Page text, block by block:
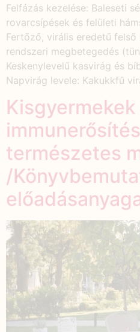
Felfázás kezelése: Baleseti
rovarcsípések és felületi
Fertőző, virális eredetű felső
rendszeri megbetegedés
Keskenylevelű kasvirág és
Napvirág levele: Kakukkfű
természetes
/